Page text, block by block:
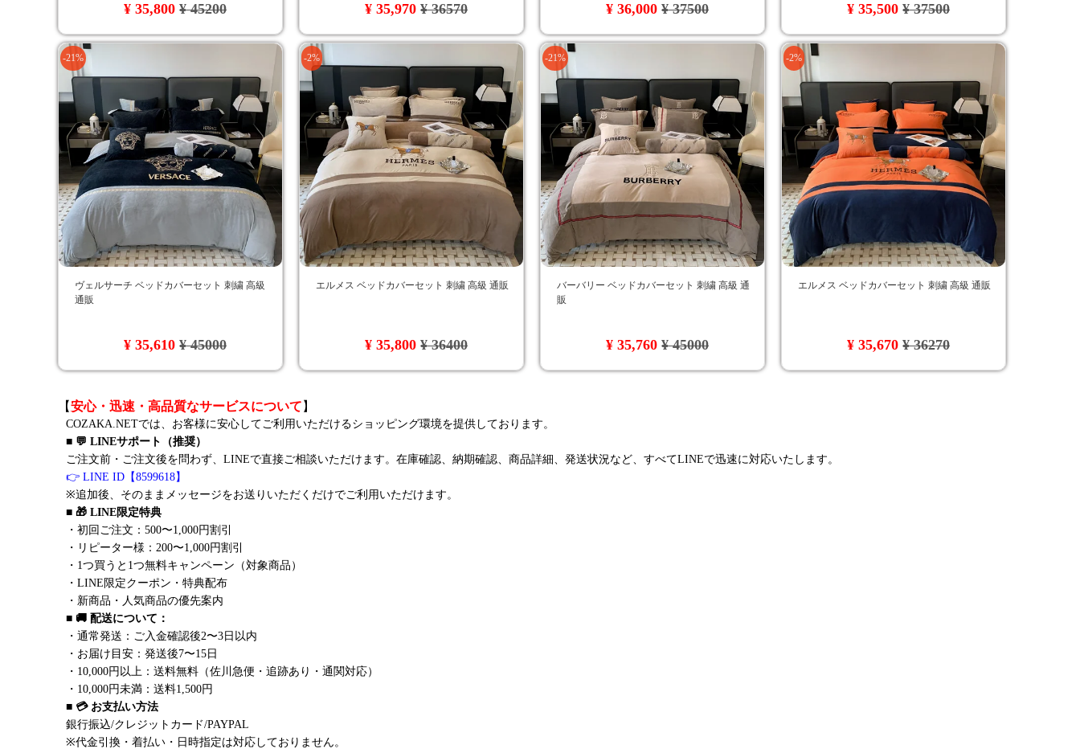
¥ 35,800¥ 45200 ¥ 35,970¥ 36570
り 洗濯可 秋冬対応
¥ 36,000¥ 37500 ¥ 35,500¥ 37500
-21%
ヴェルサーチ ベッドカバーセット 刺繍 高級
通販
¥ 35,610¥ 45000
-2%
エルメス ベッドカバーセット 刺繍 高級 通販
¥ 35,800¥ 36400
-21%
バーバリー ベッドカバーセット 刺繍 高級 通
販
¥ 35,760¥ 45000
-2%
エルメス ベッドカバーセット 刺繍 高級 通販
¥ 35,670¥ 36270
【安心・迅速・高品質なサービスについて 】
COZAKA.NETでは、お客様に安心してご利用いただけるショッピング環境を提供しております。
■ 💬 LINEサポート（推奨）
ご注文前・ご注文後を問わず、LINEで直接ご相談いただけます。在庫確認、納期確認、商品詳細、発送状況など、すべてLINEで迅速に対応いたします。
👉 LINE ID【8599618】
※追加後、そのままメッセージをお送りいただくだけでご利用いただけます。
■ 🎁 LINE限定特典
・初回ご注文：500〜1,000円割引
・リピーター様：200〜1,000円割引
・1つ買うと1つ無料キャンペーン（対象商品）
・LINE限定クーポン・特典配布
・新商品・人気商品の優先案内
■ 🚚 配送について：
・通常発送：ご入金確認後2〜3日以内
・お届け目安：発送後7〜15日
・10,000円以上：送料無料（佐川急便・追跡あり・通関対応）
・10,000円未満：送料1,500円
■ 💳 お支払い方法
銀行振込/クレジットカード/PAYPAL
※代金引換・着払い・日時指定は対応しておりません。